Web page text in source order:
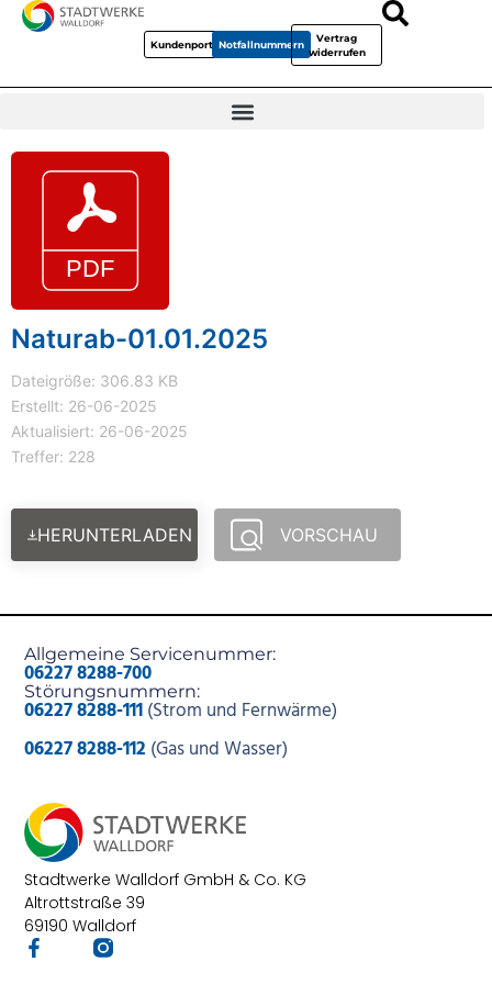
KundenportalNotfallnummern
Vertrag
widerrufen
Naturab-01.01.2025
Dateigröße: 306.83 KB
Erstellt: 26-06-2025
Aktualisiert: 26-06-2025
Treffer: 228
HERUNTERLADEN VORSCHAU
Stadtwerke Walldorf GmbH & Co. KG
Altrottstraße 39
69190 Walldorf
Allgemeine Servicenummer:
06227 8288-700
Störungsnummern:
06227 8288-111(Strom und Fernwärme)
06227 8288-112 (Gas und Wasser)